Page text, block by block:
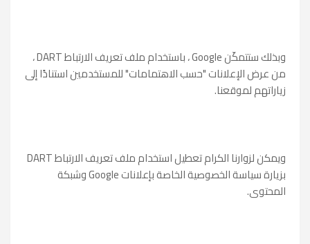
وبذلك ستتمكّن Google ، باستخدام ملف تعريف الارتباط DART ،
من عرض الإعلانات "حسب الاهتمامات" للمستخدمين استنادًا إلى
زياراتهم لموقعنا.
ويمكن لزوارنا الكرام تعطيل استخدام ملف تعريف الارتباط DART
بزيارة سياسة الخصوصية الخاصة بإعلانات Google وشبكة
المحتوى.